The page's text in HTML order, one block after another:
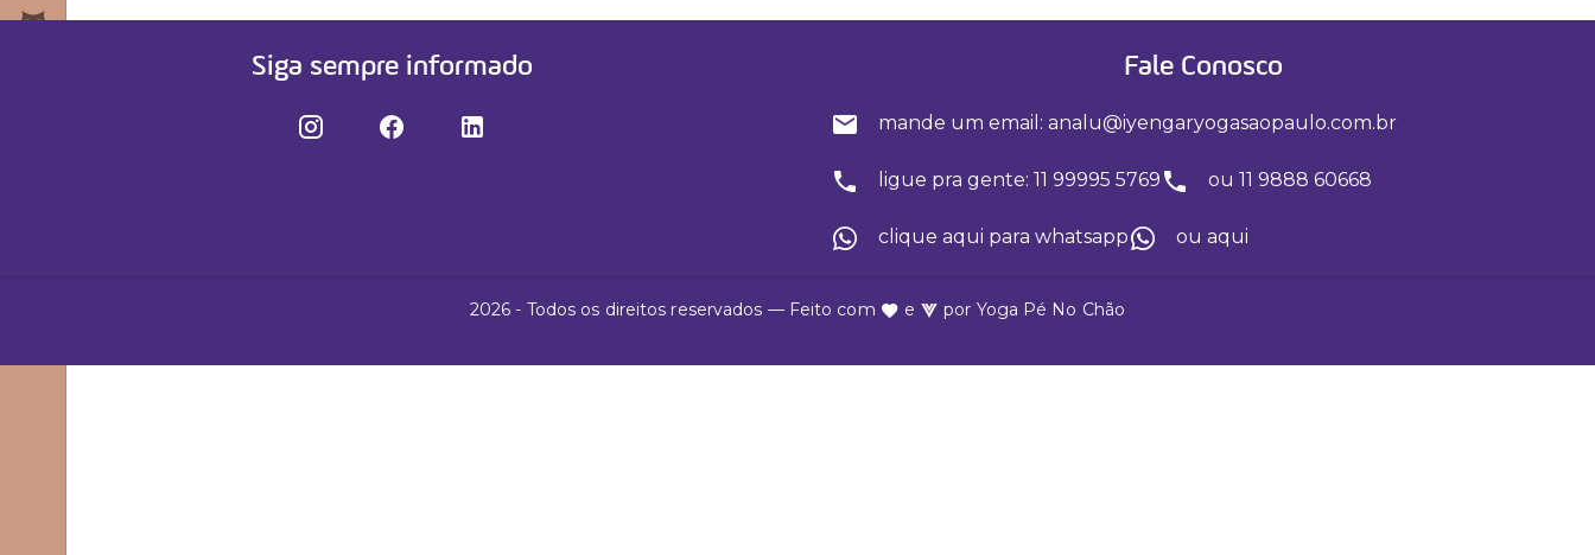
Siga sempre informado Fale Conosco
mande um email: analu@iyengaryogasaopaulo.com.br
ligue pra gente: 11 99995 5769 ou 11 9888 60668
clique aqui para whatsapp ou aqui
2026 - Todos os direitos reservados — Feito com e por Yoga Pé No Chão